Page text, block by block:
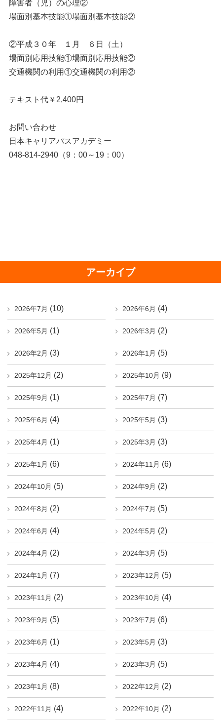
障害者（児）の心理②
場面別基本技能①場面別基本技能②
②平成３０年 １月 ６日（土）
場面別応用技能①場面別応用技能②
交通機関の利用①交通機関の利用②
テキスト代￥2,400円
お問い合わせ
日本キャリアパスアカデミー
048-814-2940（9：00～19：00）
アーカイブ
2026年7月 (10) 2026年6月 (4)
2026年5月 (1) 2026年3月 (2)
2026年2月 (3) 2026年1月 (5)
2025年12月 (2) 2025年10月 (9)
2025年9月 (1) 2025年7月 (7)
2025年6月 (4) 2025年5月 (3)
2025年4月 (1) 2025年3月 (3)
2025年1月 (6) 2024年11月 (6)
2024年10月 (5) 2024年9月 (2)
2024年8月 (2) 2024年7月 (5)
2024年6月 (4) 2024年5月 (2)
2024年4月 (2) 2024年3月 (5)
2024年1月 (7) 2023年12月 (5)
2023年11月 (2) 2023年10月 (4)
2023年9月 (5) 2023年7月 (6)
2023年6月 (1) 2023年5月 (3)
2023年4月 (4) 2023年3月 (5)
2023年1月 (8) 2022年12月 (2)
2022年11月 (4) 2022年10月 (2)